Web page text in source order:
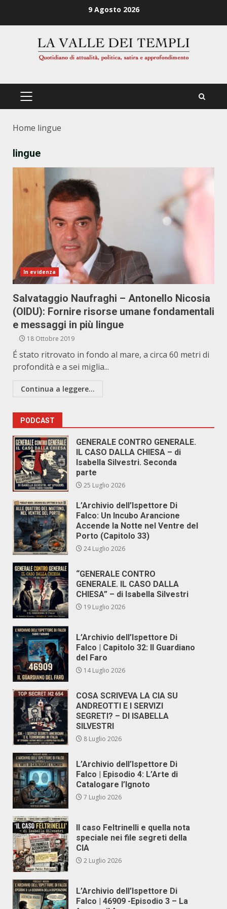
9 Agosto 2026
PRIMÄRES
Home lingue
lingue
In evidenza
Salvataggio Naufraghi – Antonello Nicosia
(OIDU): Fornire risorse umane fondamentali
e messaggi in più lingue
18 Ottobre 2019
É stato ritrovato in fondo al mare, a circa 60 metri di
profondità e a sei miglia...
Continua a leggere...
PODCAST
GENERALE CONTRO GENERALE.
IL CASO DALLA CHIESA – di
Isabella Silvestri. Seconda
parte
25 Luglio 2026
L’Archivio dell’Ispettore Di
Falco: Un Incubo Arancione
Accende la Notte nel Ventre del
Porto (Capitolo 33)
24 Luglio 2026
“GENERALE CONTRO
GENERALE. IL CASO DALLA
CHIESA” – di Isabella Silvestri
19 Luglio 2026
L’Archivio dell’Ispettore Di
Falco | Capitolo 32: Il Guardiano
del Faro
14 Luglio 2026
COSA SCRIVEVA LA CIA SU
ANDREOTTI E I SERVIZI
SEGRETI? – DI ISABELLA
SILVESTRI
8 Luglio 2026
L’Archivio dell’Ispettore Di
Falco | Episodio 4: L’Arte di
Catalogare l’Ignoto
7 Luglio 2026
Il caso Feltrinelli e quella nota
speciale nei file segreti della
CIA
2 Luglio 2026
L’Archivio dell’Ispettore Di
Falco | 46909 -Episodio 3 – La